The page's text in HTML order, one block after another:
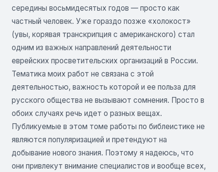
середины восьмидесятых годов — просто как
частный человек. Уже гораздо позже «холокост»
(увы, корявая транскрипция с американского) стал
одним из важных направлений деятельности
еврейских просветительских организаций в России.
Тематика моих работ не связана с этой
деятельностью, важность которой и ее польза для
русского общества не вызывают сомнения. Просто в
обоих случаях речь идет о разных вещах.
Публикуемые в этом томе работы по библеистике не
являются популяризацией и претендуют на
добывание нового знания. Поэтому я надеюсь, что
они привлекут внимание специалистов и вообще всех,